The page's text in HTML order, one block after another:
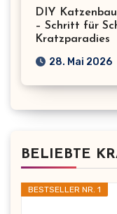
DIY
– Schritt für
Kratzparadies
28. Mai 2026
BELIEBTE
BESTSELLER NR. 1